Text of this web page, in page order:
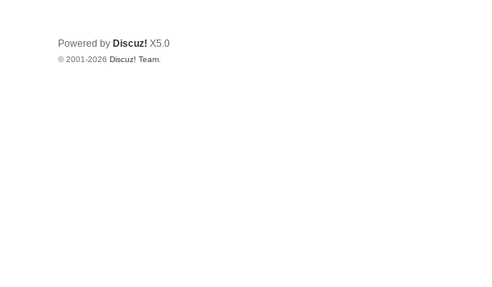
Powered by Discuz! X5.0
© 2001-2026 Discuz! Team